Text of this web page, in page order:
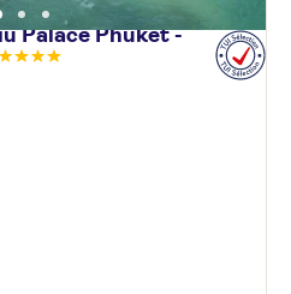
Palace Phuket -